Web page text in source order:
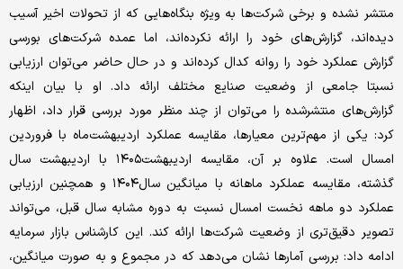
منتشر نشده و برخی شرکت‌ها به ویژه بنگاه‌هایی که از تحولات اخیر آسیب
دیده‌اند، گزارش‌های خود را ارائه نکرده‌اند، اما عمده شرکت‌های بورسی
گزارش عملکرد خود را روانه کدال کرده‌اند و در حال حاضر می‌توان ارزیابی
نسبتا جامعی از وضعیت صنایع مختلف ارائه داد. او با بیان اینکه
گزارش‌های منتشرشده را می‌توان از چند منظر مورد بررسی قرار داد، اظهار
کرد: یکی از مهم‌ترین معیارها، مقایسه عملکرد اردیبهشت‌ماه با فروردین
امسال است. علاوه بر آن، مقایسه اردیبهشت۱۴۰۵ با اردیبهشت سال
گذشته، مقایسه عملکرد ماهانه با میانگین سال۱۴۰۴ و همچنین ارزیابی
عملکرد دو ماهه نخست امسال نسبت به دوره مشابه سال قبل، می‌تواند
تصویر دقیق‌تری از وضعیت شرکت‌ها ارائه کند. این کارشناس بازار سرمایه
ادامه داد: بررسی آمارها نشان می‌دهد که در مجموع و به صورت میانگین،